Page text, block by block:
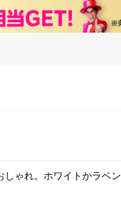
しゃれ。ホワイトかラベン